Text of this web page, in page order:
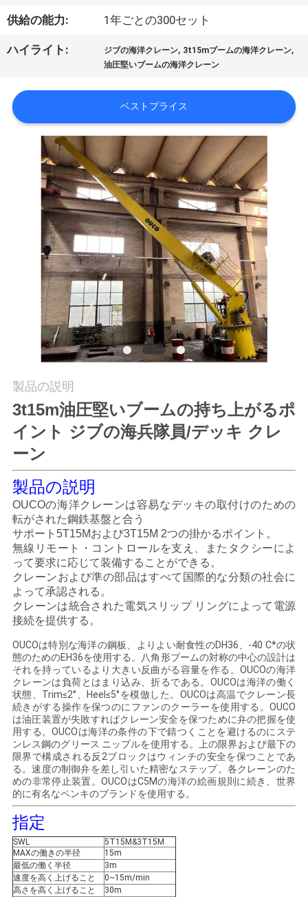
た
し
た
ち
ー
品
質
管
理
ニ
ュ
ー
ス
事
件
CONTACT
US
地
図
供給の能力: 1年ごとの300セット
ハイライト: ジブの海洋クレーン, 3t15mブームの海洋クレーン,
油圧堅いブームの海洋クレーン
ベストプライス
製品の説明
3t15m油圧堅いブームの持ち上がるポ
イント ジブの海兵隊員/デッキ クレ
ーン
製品の説明
OUCOの海洋クレーンは容易なデッキの取付けのための
転がされた鋼鉄基盤と合う
サポート5T15Mおよび3T15M 2つの掛かるポイント。
無線リモート・コントロールを支え、またタクシーによ
って要求に応じて装備することができる。
クレーンおよび準の部品はすべて国際的な分類の社会に
よって承認される。
クレーンは統合された電気スリップ リングによって電源
接続を提供する。
OUCOは特別な海洋の鋼板、よりよい耐食性のDH36、-40 C*の状
態のためのEH36を使用する。八角形ブームの対称の中心の設計は
それを持っているより大きい反曲がる容量を作る。OUCOの海洋
クレーンは負荷とはまり込み、折るである。OUCOは海洋の働く
状態、Trim≤2°、Heel≤5°を模倣した。OUCOは高温でクレーン長
続きがする操作を保つのにファンのクーラーを使用する。OUCO
は油圧装置が失敗すればクレーン安全を保つために弁の把握を使
用する。OUCOは海洋の条件の下で錆つくことを避けるのにステ
ンレス鋼のグリース ニップルを使用する。上の限界および最下の
限界で構成される反2ブロックはウィンチの安全を保つことであ
る。速度の制御弁を差し引いた精密なステップ。各クレーンのた
めの非常停止装置。OUCOはC5Mの海洋の絵画規則に続き、世界
的に有名なペンキのブランドを使用する。
指定
SWL
5T15M&3T15M
MAXの働きの半径
15m
最低の働く半径
3m
速度を高く上げること
0~15m/min
高さを高く上げること
30m